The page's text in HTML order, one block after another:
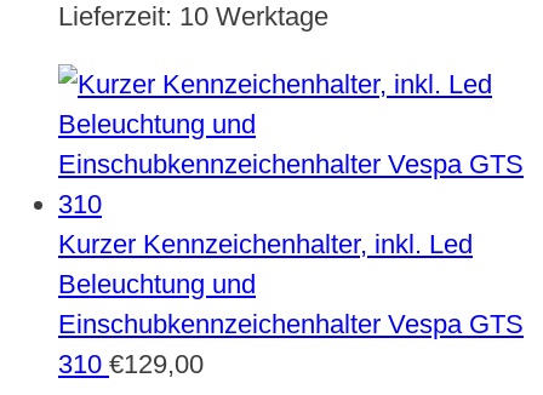
Lieferzeit: 10 Werktage
Kurzer Kennzeichenhalter, inkl. Led
Beleuchtung und
Einschubkennzeichenhalter Vespa GTS
310 €129,00